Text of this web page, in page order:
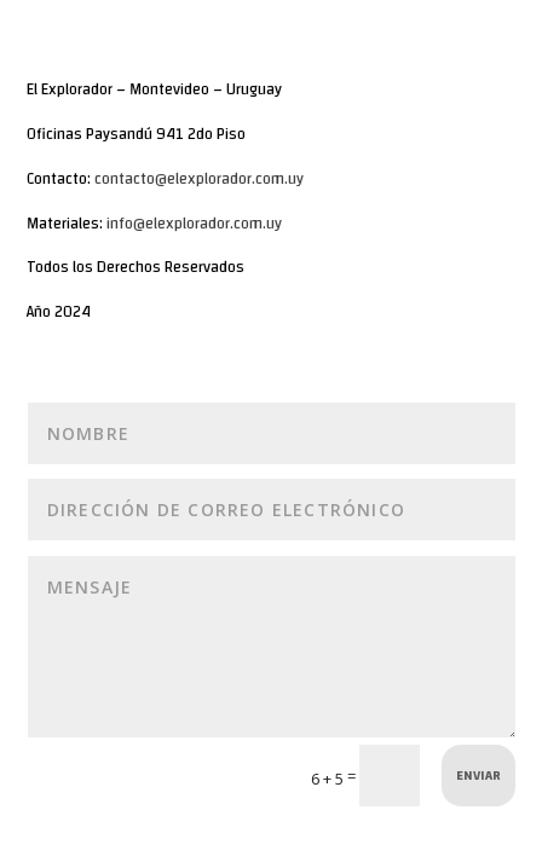
El Explorador – Montevideo – Uruguay
Oficinas Paysandú 941 2do Piso
Contacto:contacto@elexplorador.com.uy
Materiales:info@elexplorador.com.uy
Todos los Derechos Reservados
Año 2024
6 + 5 = ENVIAR